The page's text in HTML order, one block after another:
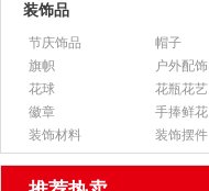
装饰品
节庆饰品
帽子
旗帜
户外配饰
花球
花瓶花艺
徽章
手捧鲜花
装饰材料
装饰摆件